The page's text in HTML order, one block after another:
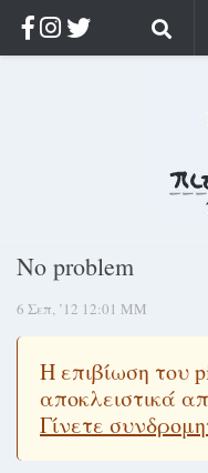
Στοχασμοί &
Διαφήμιση
Μόνο για συνδρομητές
Log in
No problem
6 Σεπ, ’12 12:01 ΜΜ
Η επιβίωση του
αποκλειστικά
Γίνετε